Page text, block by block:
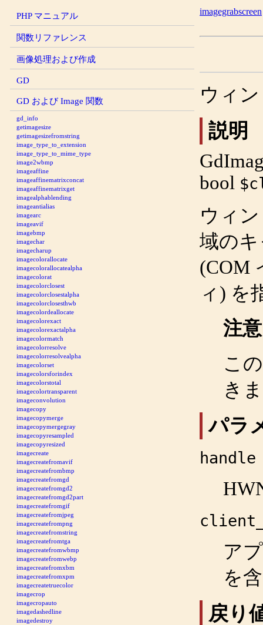
PHP マニュアル
関数リファレンス
画像処理および作成
GD
GD および Image 関数
gd_info
getimagesize
getimagesizefromstring
image_type_to_extension
image_type_to_mime_type
image2wbmp
imageaffine
imageaffinematrixconcat
imageaffinematrixget
imagealphablending
imageantialias
imagearc
imageavif
imagebmp
imagechar
imagecharup
imagecolorallocate
imagecolorallocatealpha
imagecolorat
imagecolorclosest
imagecolorclosestalpha
imagecolorclosesthwb
imagecolordeallocate
imagecolorexact
imagecolorexactalpha
imagecolormatch
imagecolorresolve
imagecolorresolvealpha
imagecolorset
imagecolorsforindex
imagecolorstotal
imagecolortransparent
imageconvolution
imagecopy
imagecopymerge
imagecopymergegray
imagecopyresampled
imagecopyresized
imagecreate
imagecreatefromavif
imagecreatefrombmp
imagecreatefromgd
imagecreatefromgd2
imagecreatefromgd2part
imagecreatefromgif
imagecreatefromjpeg
imagecreatefrompng
imagecreatefromstring
imagecreatefromtga
imagecreatefromwbmp
imagecreatefromwebp
imagecreatefromxbm
imagecreatefromxpm
imagecreatetruecolor
imagecrop
imagecropauto
imagedashedline
imagedestroy
imagegrabscreen
ウィ
説明
bool
ウィ
域の
(COM
ィ) を
注意
こ
き
パラ
handle
ア
を
戻り